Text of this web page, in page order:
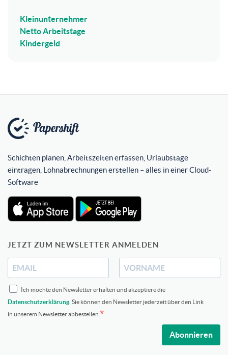
Kleinunternehmer
Netto Arbeitstage
Kindergeld
Schichten planen, Arbeitszeiten erfassen, Urlaubstage
eintragen, Lohnabrechnungen erstellen – alles in einer Cloud-
Software
JETZT ZUM NEWSLETTER ANMELDEN
Ich möchte den Newsletter erhalten und akzeptiere die
Datenschutzerklärung . Sie können den Newsletter jederzeit über den Link
in unserem Newsletter abbestellen.
Abonnieren